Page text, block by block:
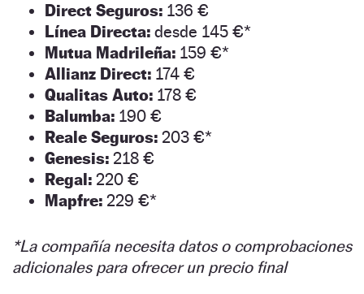
Direct Seguros: 136 €
Línea Directa: desde 145 €*
Mutua Madrileña: 159 €*
Allianz Direct: 174 €
Qualitas Auto: 178 €
Balumba: 190 €
Reale Seguros: 203 €*
Genesis: 218 €
Regal: 220 €
Mapfre: 229 €*
*La compañía necesita datos o comprobaciones
adicionales para ofrecer un precio final